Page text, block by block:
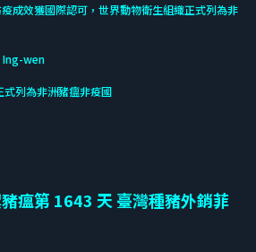
成效獲國際認可，世界動物衛生組織正式列為非
wen
列為非洲豬瘟非疫國
豬瘟第 1643 天 臺灣種豬外銷菲